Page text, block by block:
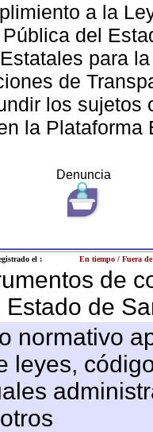
a la
del
para
de
los sujetos
la Plataforma
Denuncia
el : En tiempo / Fuera
de
de
normativo
leyes,